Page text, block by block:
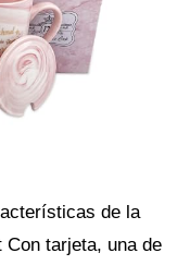
de la
Con tarjeta, una de